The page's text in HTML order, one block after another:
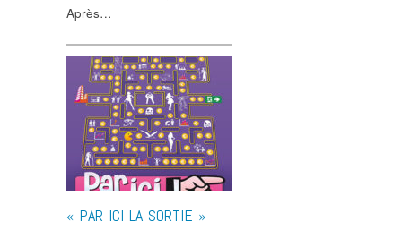
Après…
« PAR ICI LA SORTIE »